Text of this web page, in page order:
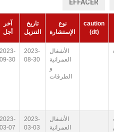
EFFACER
caution
(dt)
نوع
الإستشارة
تاريخ
التنزيل
آخر
أجل
الأشغال
العمرانية
و
الطرقات
2023-
08-30
2023-
09-30
الأشغال
العمرانية
2023-
03-03
2023-
03-07